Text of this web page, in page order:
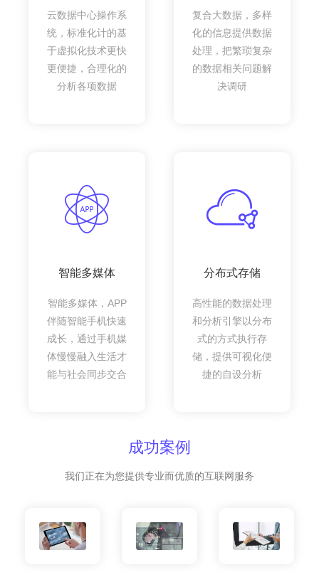
云数据中心操作系
统，标准化计的基
于虚拟化技术更快
更便捷，合理化的
分析各项数据
复合大数据，多样
化的信息提供数据
处理，把繁琐复杂
的数据相关问题解
决调研
智能多媒体
智能多媒体，APP
伴随智能手机快速
成长，通过手机媒
体慢慢融入生活才
能与社会同步交合
分布式存储
高性能的数据处理
和分析引擎以分布
式的方式执行存
储，提供可视化便
捷的自设分析
成功案例
我们正在为您提供专业而优质的互联网服务